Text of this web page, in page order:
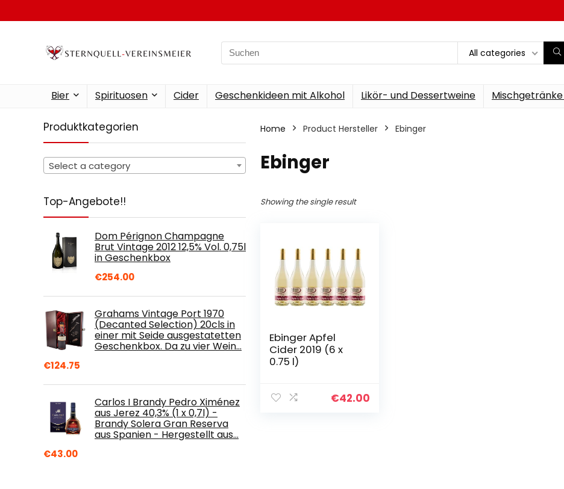
Search
for:
All categories
Bier Spirituosen Cider Geschenkideen mit Alkohol Likör- und Dessertweine
Produktkategorien
Select a category
Top-Angebote!!
Dom Pérignon Champagne
Brut Vintage 2012 12,5% Vol. 0,75l
in Geschenkbox
€254.00
Grahams Vintage Port 1970
(Decanted Selection) 20cls in
einer mit Seide ausgestatetten
Geschenkbox. Da zu vier Wein…
€124.75
Carlos I Brandy Pedro Ximénez
aus Jerez 40,3% (1 x 0,7l) -
Brandy Solera Gran Reserva
aus Spanien - Hergestellt aus…
€43.00
Home Product Hersteller ‎Ebinger
‎Ebinger
Showing the single result
Ebinger Apfel
Cider 2019 (6 x
0.75 l)
€42.00